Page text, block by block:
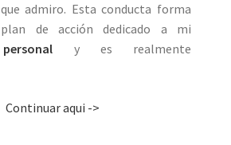
admiro. Esta conducta forma
de acción dedicado a mi
y es realmente
Continuar aqui ->